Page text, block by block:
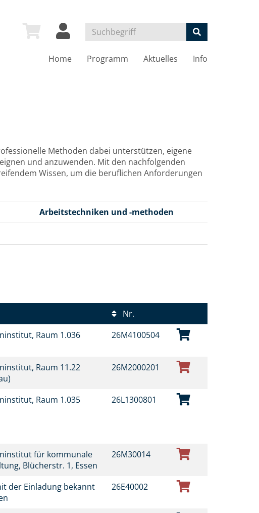
Home Programm Aktuelles Info
Methoden dabei unterstützen, eigene
und anzuwenden. Mit den nachfolgenden
Wissen, um die beruflichen Anforderungen
Arbeitstechniken und -methoden
Nr.
Raum 1.036 26M4100504
Raum 11.22
26M2000201
Raum 1.035 26L1300801
für kommunale
Blücherstr. 1, Essen
26M30014
der Einladung bekannt
26E40002